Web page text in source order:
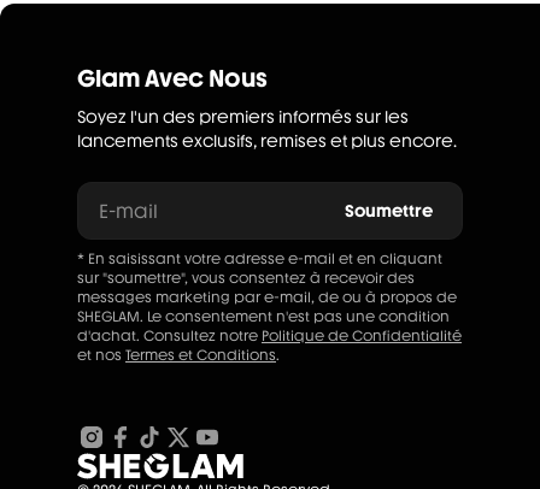
Glam Avec Nous
Soyez l'un des premiers informés sur les
lancements exclusifs, remises et plus encore.
E-mail Soumettre
* En saisissant votre adresse e-mail et en cliquant
sur "soumettre", vous consentez à recevoir des
messages marketing par e-mail, de ou à propos de
SHEGLAM. Le consentement n'est pas une condition
d'achat. Consultez notre Politique de Confidentialité
et nos Termes et Conditions.